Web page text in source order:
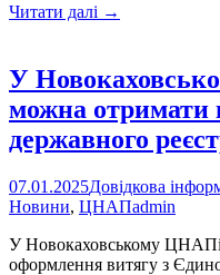
Читати далі Соціальна
війни
та
їх
родин:
Результати
управління
праці
соціального
→
У
можна отримати
державного
07.01.2025Довідкова
Новини, ЦНАПadmin
У Новокаховському ЦНАПі
оформлення витягу з